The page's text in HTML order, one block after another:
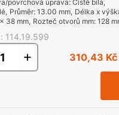
povrchová úprava: Čistě bílá,
, Průměr: 13.00 mm, Délka x
38 mm, Rozteč otvorů mm: 128
: 114.19.599
+ 310,43 Kč